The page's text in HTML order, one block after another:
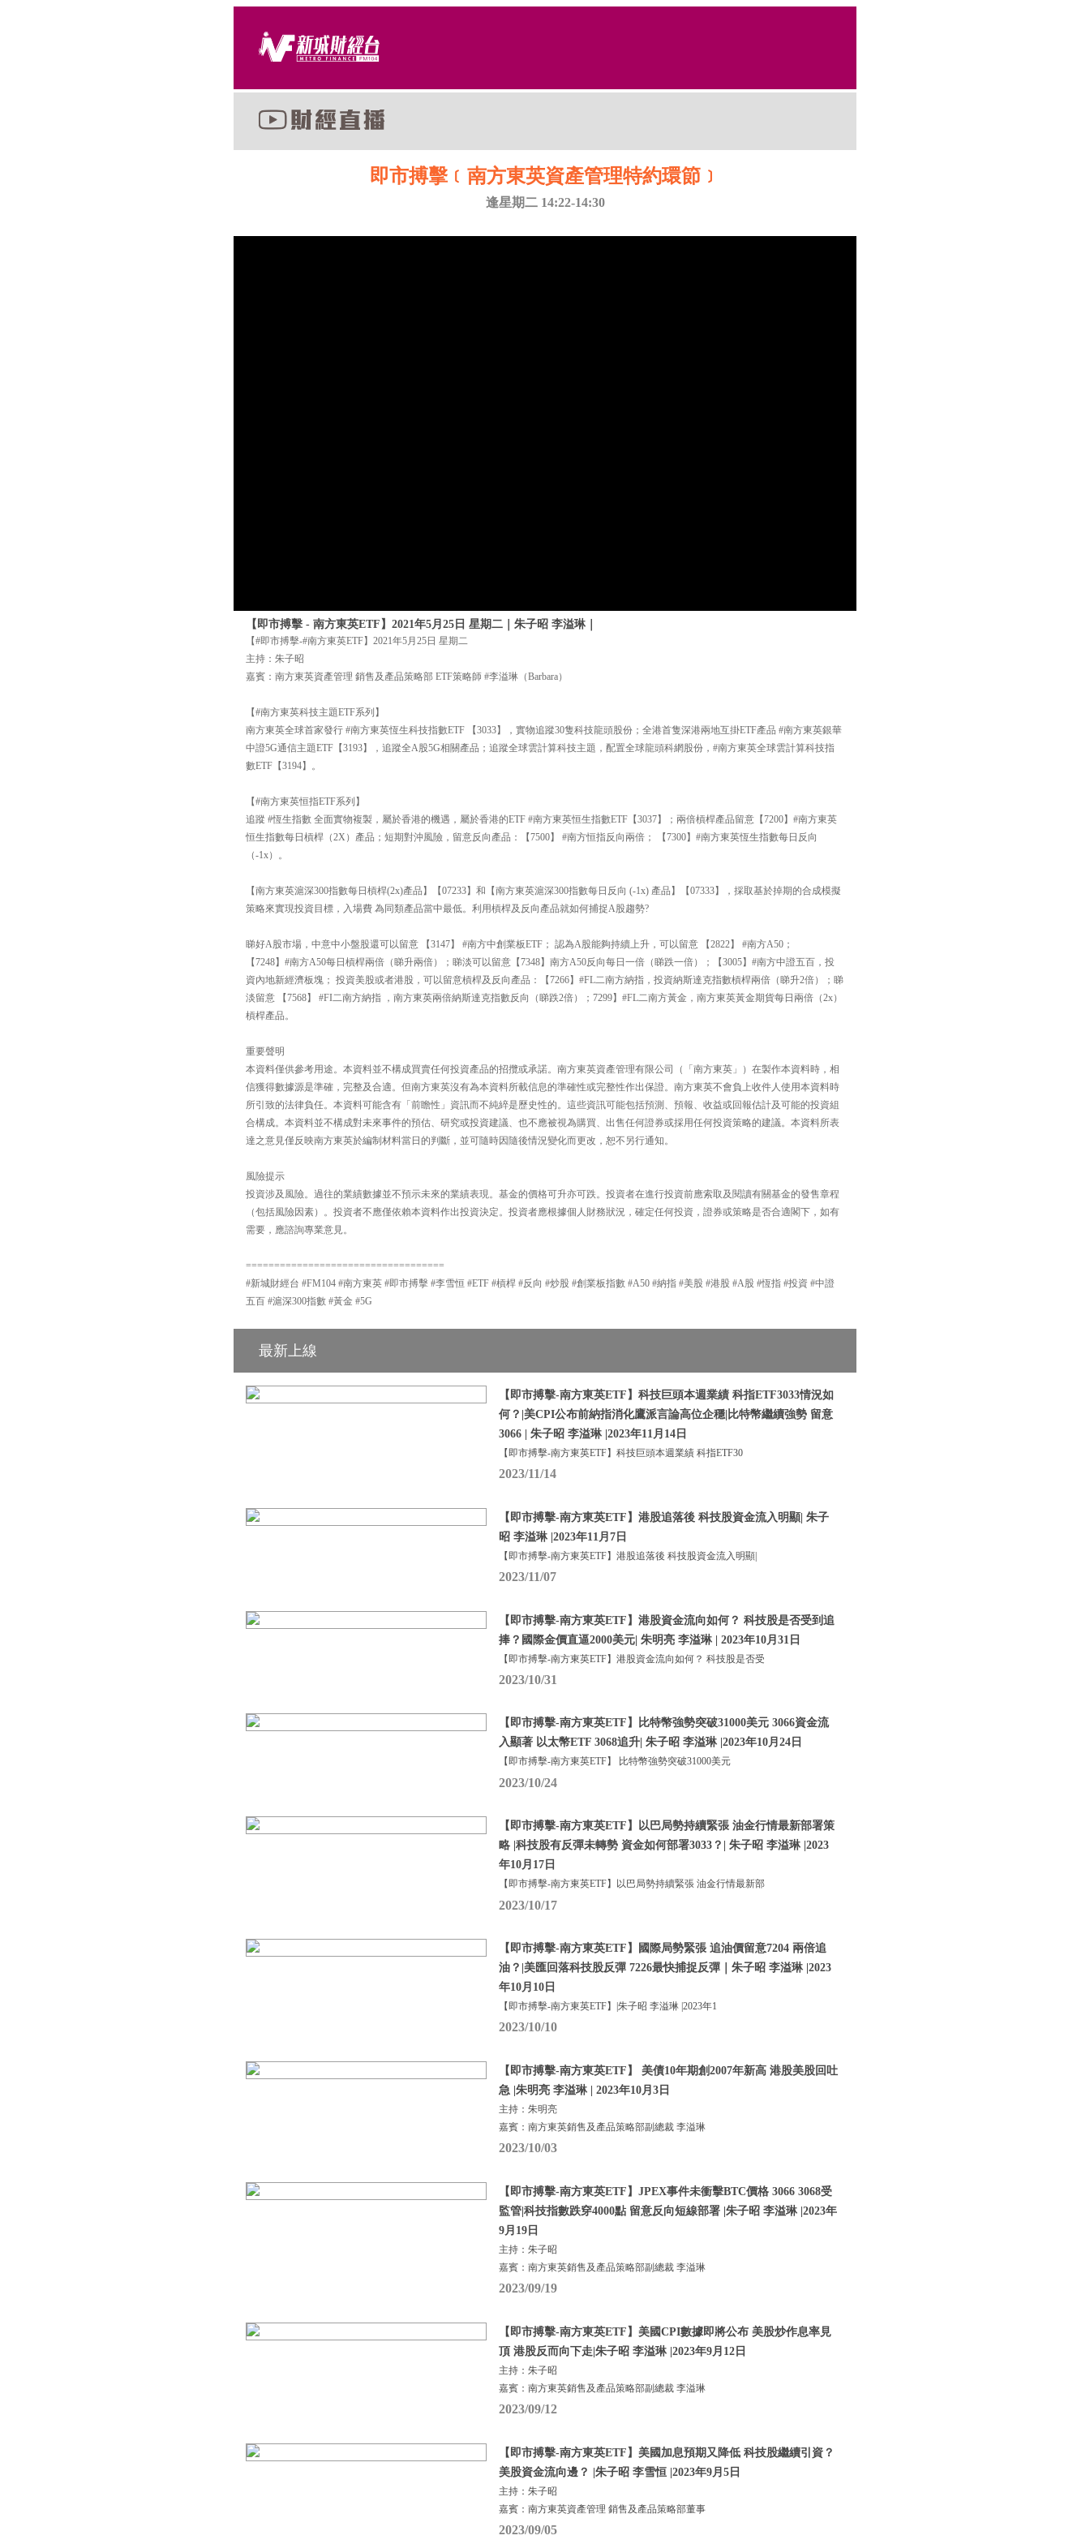
即市搏擊﹝南方東英資產管理特約環節﹞
逢星期二 14:22-14:30
【即市搏擊 - 南方東英ETF】2021年5月25日 星期二｜朱子昭 李溢琳｜
【#即市搏擊-#南方東英ETF】2021年5月25日 星期二
主持：朱子昭
嘉賓：南方東英資產管理 銷售及產品策略部 ETF策略師 #李溢琳（Barbara）
【#南方東英科技主題ETF系列】
南方東英全球首家發行 #南方東英恆生科技指數ETF 【3033】，實物追蹤30隻科技龍頭股份；全港首隻深港兩地互掛ETF產品 #南方東英銀華
中證5G通信主題ETF【3193】，追蹤全A股5G相關產品；追蹤全球雲計算科技主題，配置全球龍頭科網股份，#南方東英全球雲計算科技指
數ETF【3194】。
【#南方東英恒指ETF系列】
追蹤 #恆生指數 全面實物複製，屬於香港的機遇，屬於香港的ETF #南方東英恒生指數ETF【3037】；兩倍槓桿產品留意【7200】#南方東英
恒生指數每日槓桿（2X）產品；短期對沖風險，留意反向產品：【7500】 #南方恒指反向兩倍； 【7300】#南方東英恆生指數每日反向
（-1x）。
【南方東英滬深300指數每日槓桿(2x)產品】【07233】和【南方東英滬深300指數每日反向 (-1x) 產品】【07333】，採取基於掉期的合成模擬
策略來實現投資目標，入場費 為同類產品當中最低。利用槓桿及反向產品就如何捕捉A股趨勢?
睇好A股市場，中意中小盤股還可以留意 【3147】 #南方中創業板ETF； 認為A股能夠持續上升，可以留意 【2822】 #南方A50；
【7248】#南方A50每日槓桿兩倍（睇升兩倍）；睇淡可以留意【7348】南方A50反向每日一倍（睇跌一倍）；【3005】#南方中證五百，投
資內地新經濟板塊； 投資美股或者港股，可以留意槓桿及反向產品：【7266】#FL二南方納指，投資納斯達克指數槓桿兩倍（睇升2倍）；睇
淡留意 【7568】 #FI二南方納指 ，南方東英兩倍納斯達克指數反向（睇跌2倍）；7299】#FL二南方黃金，南方東英黃金期貨每日兩倍（2x）
槓桿產品。
重要聲明
本資料僅供參考用途。本資料並不構成買賣任何投資產品的招攬或承諾。南方東英資產管理有限公司（「南方東英」）在製作本資料時，相
信獲得數據源是準確，完整及合適。但南方東英沒有為本資料所載信息的準確性或完整性作出保證。南方東英不會負上收件人使用本資料時
所引致的法律負任。本資料可能含有「前瞻性」資訊而不純綷是歷史性的。這些資訊可能包括預測、預報、收益或回報估計及可能的投資組
合構成。本資料並不構成對未來事件的預估、研究或投資建議、也不應被視為購買、出售任何證券或採用任何投資策略的建議。本資料所表
達之意見僅反映南方東英於編制材料當日的判斷，並可隨時因隨後情況變化而更改，恕不另行通知。
風險提示
投資涉及風險。過往的業績數據並不預示未來的業績表現。基金的價格可升亦可跌。投資者在進行投資前應索取及閱讀有關基金的發售章程
（包括風險因素）。投資者不應僅依賴本資料作出投資決定。投資者應根據個人財務狀況，確定任何投資，證券或策略是否合適閣下，如有
需要，應諮詢專業意見。
===================================
#新城財經台 #FM104 #南方東英 #即市搏擊 #李雪恒 #ETF #槓桿 #反向 #炒股 #創業板指數 #A50 #納指 #美股 #港股 #A股 #恆指 #投資 #中證
五百 #滬深300指數 #黃金 #5G
最新上線
【即市搏擊-南方東英ETF】科技巨頭本週業績 科指ETF3033情況如
何？|美CPI公布前納指消化鷹派言論高位企穩|比特幣繼續強勢 留意
3066 | 朱子昭 李溢琳 |2023年11月14日
【即市搏擊-南方東英ETF】科技巨頭本週業績 科指ETF30
2023/11/14
【即市搏擊-南方東英ETF】港股追落後 科技股資金流入明顯| 朱子
昭 李溢琳 |2023年11月7日
【即市搏擊-南方東英ETF】港股追落後 科技股資金流入明顯|
2023/11/07
【即市搏擊-南方東英ETF】港股資金流向如何？ 科技股是否受到追
捧？國際金價直逼2000美元| 朱明亮 李溢琳 | 2023年10月31日
【即市搏擊-南方東英ETF】港股資金流向如何？ 科技股是否受
2023/10/31
【即市搏擊-南方東英ETF】比特幣強勢突破31000美元 3066資金流
入顯著 以太幣ETF 3068追升| 朱子昭 李溢琳 |2023年10月24日
【即市搏擊-南方東英ETF】 比特幣強勢突破31000美元
2023/10/24
【即市搏擊-南方東英ETF】以巴局勢持續緊張 油金行情最新部署策
略 |科技股有反彈未轉勢 資金如何部署3033？| 朱子昭 李溢琳 |2023
年10月17日
【即市搏擊-南方東英ETF】以巴局勢持續緊張 油金行情最新部
2023/10/17
【即市搏擊-南方東英ETF】國際局勢緊張 追油價留意7204 兩倍追
油？|美匯回落科技股反彈 7226最快捕捉反彈｜朱子昭 李溢琳 |2023
年10月10日
【即市搏擊-南方東英ETF】|朱子昭 李溢琳 |2023年1
2023/10/10
【即市搏擊-南方東英ETF】 美債10年期創2007年新高 港股美股回吐
急 |朱明亮 李溢琳 | 2023年10月3日
主持：朱明亮
嘉賓：南方東英銷售及產品策略部副總裁 李溢琳
2023/10/03
【即市搏擊-南方東英ETF】JPEX事件未衝擊BTC價格 3066 3068受
監管|科技指數跌穿4000點 留意反向短線部署 |朱子昭 李溢琳 |2023年
9月19日
主持：朱子昭
嘉賓：南方東英銷售及產品策略部副總裁 李溢琳
2023/09/19
【即市搏擊-南方東英ETF】美國CPI數據即將公布 美股炒作息率見
頂 港股反而向下走|朱子昭 李溢琳 |2023年9月12日
主持：朱子昭
嘉賓：南方東英銷售及產品策略部副總裁 李溢琳
2023/09/12
【即市搏擊-南方東英ETF】美國加息預期又降低 科技股繼續引資？
美股資金流向邊？ |朱子昭 李雪恒 |2023年9月5日
主持：朱子昭
嘉賓：南方東英資產管理 銷售及產品策略部董事
2023/09/05